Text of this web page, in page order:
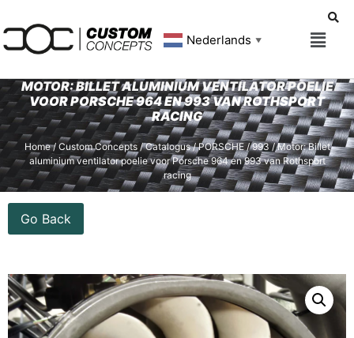
Nederlands ▼
MOTOR: BILLET ALUMINIUM VENTILATOR POELIE
VOOR PORSCHE 964 EN 993 VAN ROTHSPORT
RACING
Home/ Custom Concepts/Catalogus/PORSCHE/993/ Motor: Billet
aluminium ventilator poelie voor Porsche 964 en 993 van Rothsport
racing
Go Back